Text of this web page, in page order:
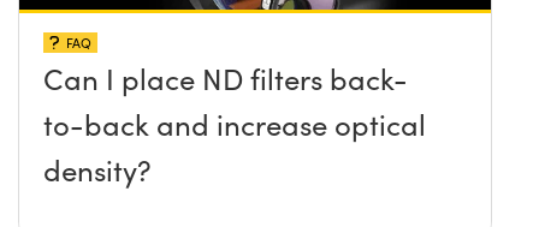
FAQ
Can I place ND filters back-
to-back and increase optical
density?